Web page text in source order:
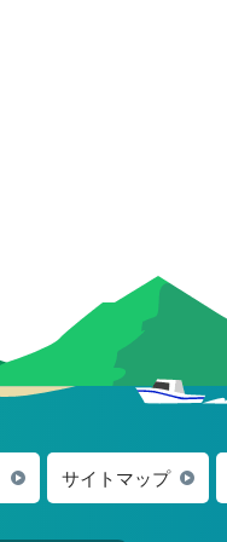
サイトマップ